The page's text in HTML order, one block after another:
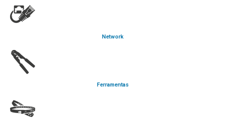
Network
Ferramentas